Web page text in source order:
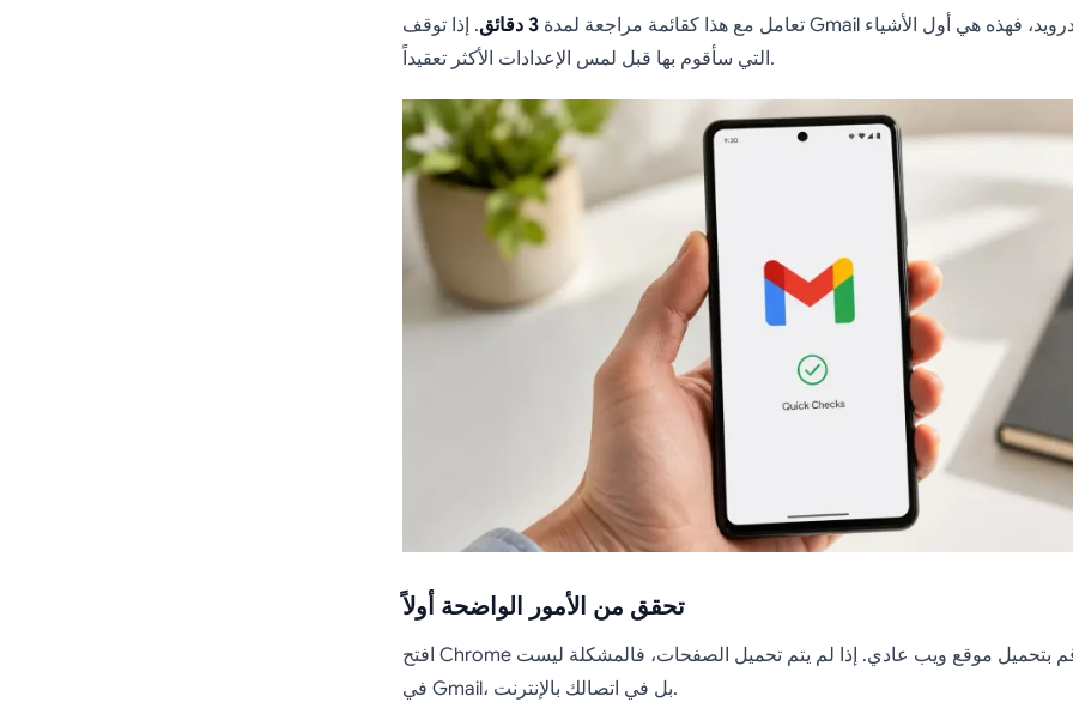
تعامل مع هذا كقائمة مراجعة لمدة 3 دقائق
. إذا توقف Gmail عن العمل على أندرويد، فهذه هي أول الأشياء
التي سأقوم بها قبل لمس الإعدادات الأكثر تعقيداً.
تحقق من الأمور الواضحة أولاً
افتح Chrome أو متصفحاً آخر وقم بتحميل موقع ويب عادي. إذا لم يتم تحميل الصفحات، فالمشكلة ليست
في Gmail، بل في اتصالك بالإنترنت.